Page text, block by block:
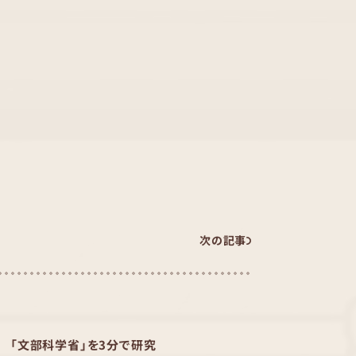
次の記事
「文部科学省」を3分で研究